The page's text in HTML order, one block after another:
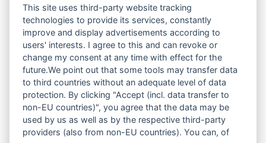
2.722,00€
exkl. 19 % MwSt.
zzgl. Versandkosten
BuzziDee Plus – Sitzhocker
2.152,00
exkl. 19 % MwSt.
This site uses third-party website tracking
technologies to provide its services, constantly
improve and display advertisements according to
users' interests. I agree to this and can revoke or
change my consent at any time with effect for the
future.We point out that some tools may transfer data
to third countries without an adequate level of data
protection. By clicking "Accept (incl. data transfer to
non-EU countries)", you agree that the data may be
used by us as well as by the respective third-party
providers (also from non-EU countries). You can, of